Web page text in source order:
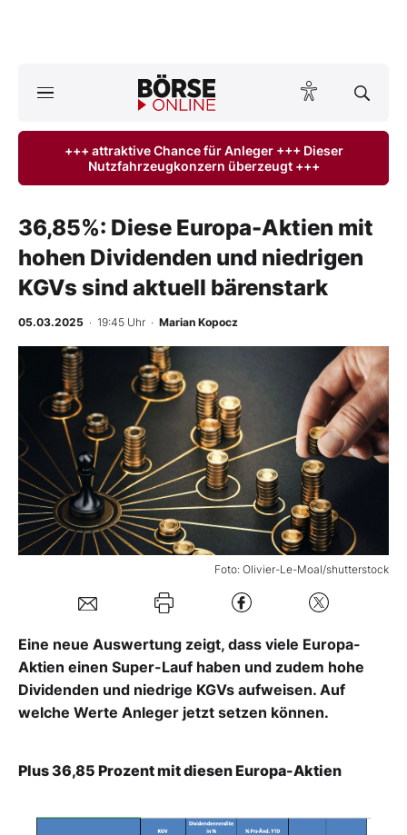
Anlageprodukte
Finanz-Check
Abo & Shop
Experten
Mein B:O
Mein Konto
Folgen Sie uns
+++ attraktive Chance für Anleger +++ Dieser
Nutzfahrzeugkonzern überzeugt +++
36,85%: Diese Europa-Aktien mit
hohen Dividenden und niedrigen
KGVs sind aktuell bärenstark
05.03.2025 · 19:45 Uhr · Marian Kopocz
Foto: Olivier-Le-Moal/shutterstock
Eine neue Auswertung zeigt, dass viele Europa-
Aktien einen Super-Lauf haben und zudem hohe
Dividenden und niedrige KGVs aufweisen. Auf
welche Werte Anleger jetzt setzen können.
Plus 36,85 Prozent mit diesen Europa-Aktien